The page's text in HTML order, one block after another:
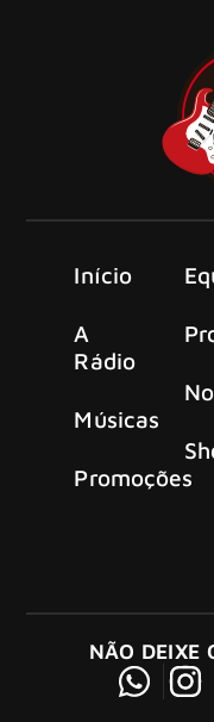
Início
A
Rádio
Músicas
Promoções
NÃO DEIXE